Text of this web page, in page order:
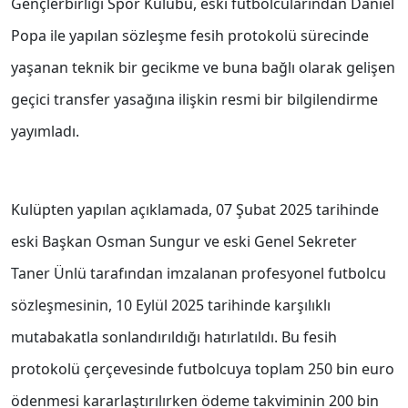
Popa ile yapılan sözleşme fesih protokolü sürecinde
yaşanan teknik bir gecikme ve buna bağlı olarak gelişen
geçici transfer yasağına ilişkin resmi bir bilgilendirme
yayımladı.
Kulüpten yapılan açıklamada, 07 Şubat 2025 tarihinde
eski Başkan Osman Sungur ve eski Genel Sekreter
Taner Ünlü tarafından imzalanan profesyonel futbolcu
sözleşmesinin, 10 Eylül 2025 tarihinde karşılıklı
mutabakatla sonlandırıldığı hatırlatıldı. Bu fesih
protokolü çerçevesinde futbolcuya toplam 250 bin euro
ödenmesi kararlaştırılırken ödeme takviminin 200 bin